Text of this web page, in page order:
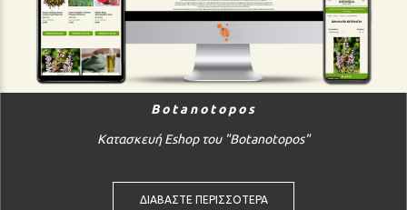
Botanotopos
Κατασκευή Eshop του "Botanotopos"
ΔΙΑΒΑΣΤΕ ΠΕΡΙΣΣΟΤΕΡΑ